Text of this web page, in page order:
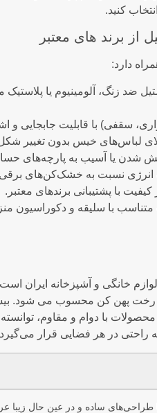
کنید.
از برند های معتبر
دارد:
ضد زنگ، آلومینیوم یا
سقفی) با قابلیت جابجایی و
لباس‌های خیس بدون تغییر
شدن یا آسیب به پارچه‌های
نسبت به خشک‌کن‌های
با پشتیبانی برندهای معتبر.
با سلیقه و دکوراسیون
لوازم خانگی و آشپزخانه ایران
رخت پهن کن محسوب می شود.
با دوام و مقاوم،
در هر فضایی قرار
طراحی‌های ساده و در عین حال